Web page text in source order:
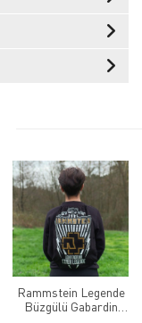
Rammstein Legende
Büzgülü Gabardin